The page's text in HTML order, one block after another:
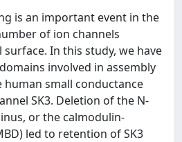
is an important event in the
of ion channels
surface. In this study, we have
involved in assembly
small conductance
SK3. Deletion of the N-
or the calmodulin-
led to retention of SK3